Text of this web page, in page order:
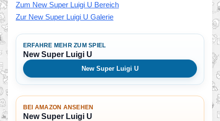
Zum New Super Luigi U Bereich
Zur New Super Luigi U Galerie
ERFAHRE MEHR ZUM SPIEL
New Super Luigi U
New Super Luigi U
BEI AMAZON ANSEHEN
New Super Luigi U